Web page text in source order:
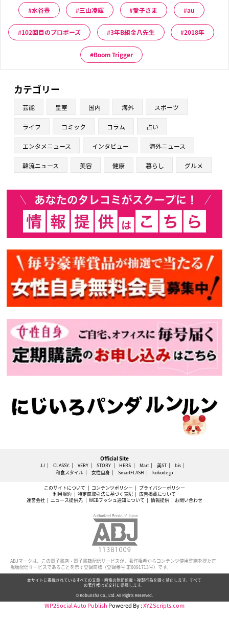
水谷豊 三山凌輝 愛子さま au
102回目のプロポーズ 3年B組金八先生 2018年
Boom Trigger
カテゴリー
芸能 皇室 国内 海外 スポーツ
ライフ コミック コラム 占い
エンタメニュース インタビュー 海外ニュース
韓流ニュース 美容 健康 暮らし グルメ
Official Site
JJ CLASSY. VERY STORY HERS Mart 美ST
bis
和食スタイル
女性自身 SmartFLASH kokode.jp
このサイトについて コンテンツポリシー
プライバシーポリシー
利用規約
特定商取引法に基づく表記
広告掲載について
運営会社
ニュース提供先 WEBプッシュ通知について 情報提供 お問い合わせ
ABJマークは、この電子書店・電子書籍配信サービスが、著作権者からコンテンツ使用許諾を得た正
規版配信サービスであることを示す登録商標（登録番号 第6091713号）です。
本サイトに掲載されているすべての文章・画像の無断転載・複製行為を固く禁止します。すべて
の著作権は光文社に帰属します。
© Kobunsha Co., Ltd. All Rights Reserved.
WP2Social Auto Publish Powered By :XYZScripts.com